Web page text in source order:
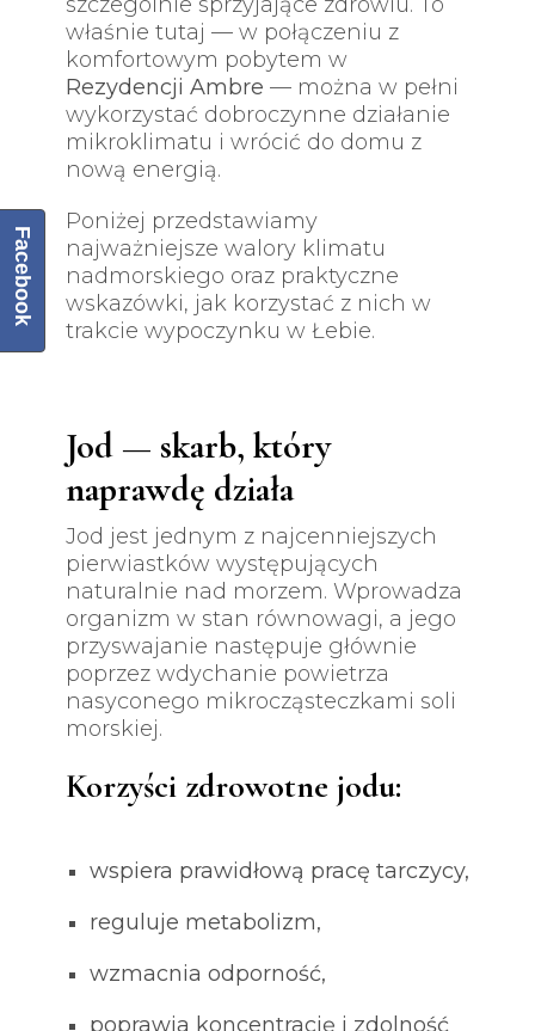
szczególnie sprzyjające zdrowiu. To
właśnie tutaj — w połączeniu z
komfortowym pobytem w
Rezydencji Ambre — można w pełni
wykorzystać dobroczynne działanie
mikroklimatu i wrócić do domu z
nową energią.
Poniżej przedstawiamy
najważniejsze walory klimatu
nadmorskiego oraz praktyczne
wskazówki, jak korzystać z nich w
trakcie wypoczynku w Łebie.
Jod — skarb, który
naprawdę działa
Jod jest jednym z najcenniejszych
pierwiastków występujących
naturalnie nad morzem. Wprowadza
organizm w stan równowagi, a jego
przyswajanie następuje głównie
poprzez wdychanie powietrza
nasyconego mikrocząsteczkami soli
morskiej.
Korzyści zdrowotne jodu:
wspiera prawidłową pracę tarczycy,
reguluje metabolizm,
wzmacnia odporność,
poprawia koncentrację i zdolność
Facebook